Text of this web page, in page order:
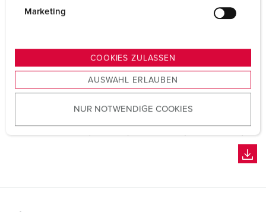
s
u
w
Marketing
COOKIES ZULASSEN
AUSWAHL ERLAUBEN
NUR NOTWENDIGE COOKIES